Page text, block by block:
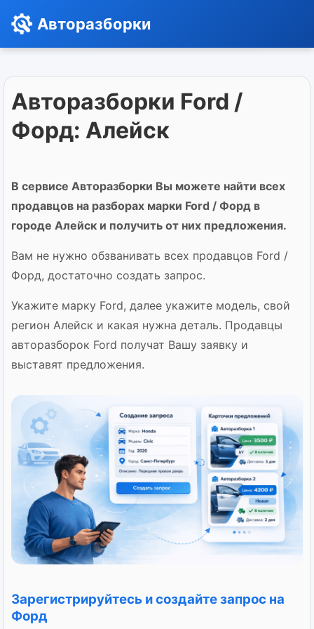
Авторазборки
Авторазборки Ford /
Форд: Алейск
В сервисе Авторазборки Вы можете найти всех
продавцов на разборах марки Ford / Форд в
городе Алейск и получить от них предложения.
Вам не нужно обзванивать всех продавцов Ford /
Форд, достаточно создать запрос.
Укажите марку Ford, далее укажите модель, свой
регион Алейск и какая нужна деталь. Продавцы
авторазборок Ford получат Вашу заявку и
выставят предложения.
Зарегистрируйтесь и создайте запрос на
Форд